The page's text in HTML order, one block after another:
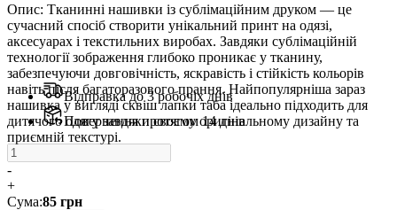
Опис: Тканинні нашивки із сублімаційним друком — це
сучасний спосіб створити унікальний принт на одязі,
аксесуарах і текстильних виробах. Завдяки сублімаційній
технології зображення глибоко проникає у тканину,
забезпечуючи довговічність, яскравість і стійкість кольорів
навіть після багаторазового прання. Найпопулярніша зараз
нашивка у вигляді сквіш лапки таба ідеально підходить для
дитячого одягу завдяки своєму оригінальному дизайну та
приємній текстурі.
Відправка до 3 робочіх днів
Повернення протягом 14 днів
-
+
Сума:85 грн